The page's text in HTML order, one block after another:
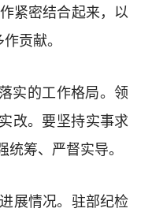
紧密结合起来，以
贡献。
实的工作格局。领
改。要坚持实事求
筹、严督实导。
展情况。驻部纪检